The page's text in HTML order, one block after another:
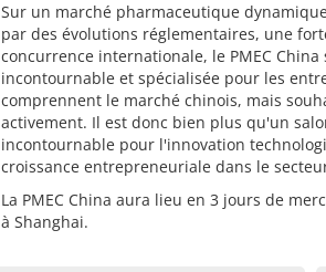
Sur un marché pharmaceutique
par des évolutions réglementaires, une
concurrence internationale, le PMEC
incontournable et spécialisée pour les
comprennent le marché chinois, mais
activement. Il est donc bien plus qu'un
incontournable pour l'innovation
croissance entrepreneuriale dans le
La PMEC China aura lieu en 3 jours de
à Shanghai.